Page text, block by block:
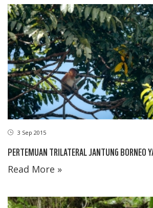
3 Sep 2015
PERTEMUAN TRILATERAL JANTUNG BORNEO
Read More »